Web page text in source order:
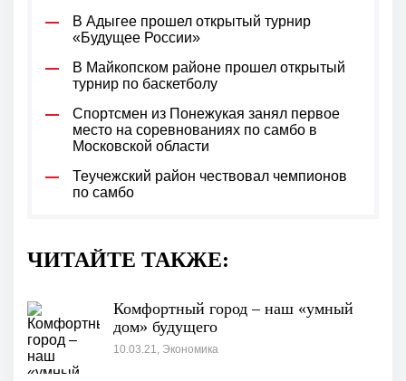
В Адыгее прошел открытый турнир
«Будущее России»
В Майкопском районе прошел открытый
турнир по баскетболу
Спортсмен из Понежукая занял первое
место на соревнованиях по самбо в
Московской области
Теучежский район чествовал чемпионов
по самбо
ЧИТАЙТЕ ТАКЖЕ:
Комфортный город – наш «умный
дом» будущего
10.03.21, Экономика